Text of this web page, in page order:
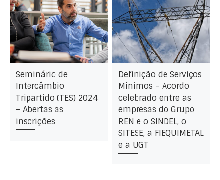
Seminário de
Intercâmbio
Tripartido (TES) 2024
– Abertas as
inscrições
Definição de Serviços
Mínimos – Acordo
celebrado entre as
empresas do Grupo
REN e o SINDEL, o
SITESE, a FIEQUIMETAL
e a UGT